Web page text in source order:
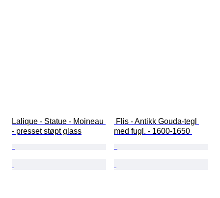
Lalique - Statue - Moineau
- presset støpt glass
med fugl. - 1600-1650